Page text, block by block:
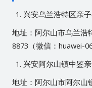
兴安乌兰浩特区亲
地址：阿尔山市乌兰浩
8873（微信：huawei-
兴安阿尔山镇中鉴
地址：阿尔山市阿尔山